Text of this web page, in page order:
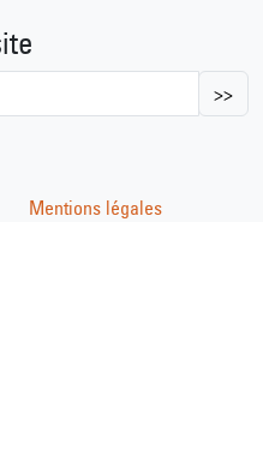
>>
Mentions légales